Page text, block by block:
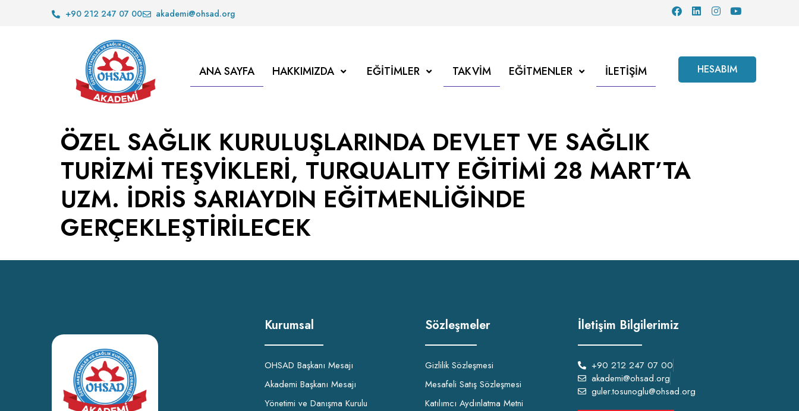
+90 212 247 07 00 akademi@ohsad.org
ANA SAYFA HAKKIMIZDA EĞITIMLER TAKVIM EĞITMENLER İLETIŞIM HESABIM
ÖZEL SAĞLIK KURULUŞLARINDA DEVLET VE SAĞLIK
TURİZMİ TEŞVİKLERİ, TURQUALITY EĞİTİMİ 28 MART’TA
UZM. İDRİS SARIAYDIN EĞİTMENLİĞİNDE
GERÇEKLEŞTİRİLECEK
Kurumsal
OHSAD Başkanı Mesajı
Akademi Başkanı Mesajı
Yönetimi ve Danışma Kurulu
Sözleşmeler
Gizlilik Sözleşmesi
Mesafeli Satış Sözleşmesi
Katılımcı Aydınlatma Metni
İletişim Bilgilerimiz
+90 212 247 07 00
akademi@ohsad.org
guler.tosunoglu@ohsad.org